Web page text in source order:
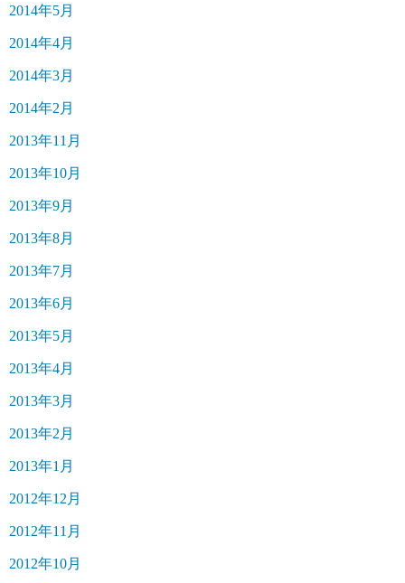
2014年5月
2014年4月
2014年3月
2014年2月
2013年11月
2013年10月
2013年9月
2013年8月
2013年7月
2013年6月
2013年5月
2013年4月
2013年3月
2013年2月
2013年1月
2012年12月
2012年11月
2012年10月